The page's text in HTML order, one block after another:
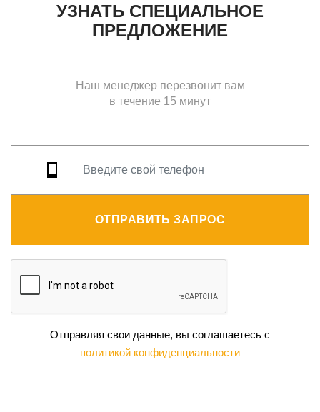
УЗНАТЬ СПЕЦИАЛЬНОЕ
ПРЕДЛОЖЕНИЕ
Наш менеджер перезвонит вам
в течение 15 минут
ОТПРАВИТЬ ЗАПРОС
Отправляя свои данные, вы соглашаетесь с
политикой конфиденциальности